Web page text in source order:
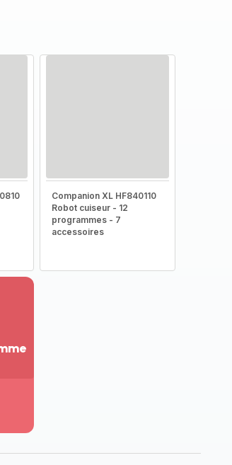
Companion XL HF840110
Robot cuiseur - 12
programmes - 7
accessoires